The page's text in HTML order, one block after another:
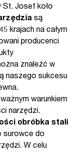
St. Josef koło
są
krajach na całym
producenci
znaleźć w
naszego sukcesu
warunkiem
narzędzi.
obróbka stali
surowce do
W celu